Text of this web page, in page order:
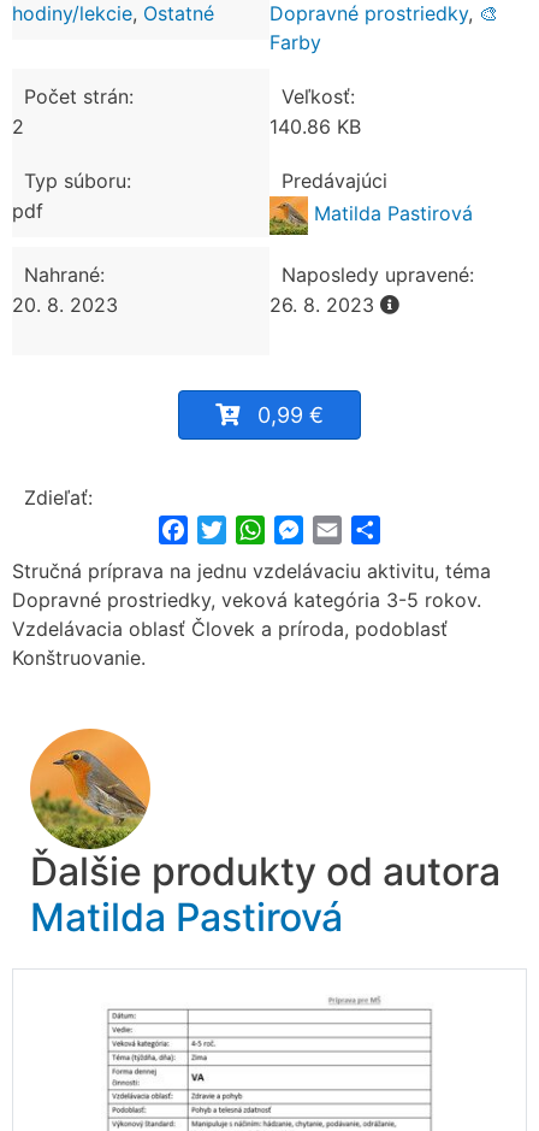
hodiny/lekcie, Ostatné
Dopravné prostriedky, 🎨
Farby
Počet strán:
2
Veľkosť:
140.86 KB
Typ súboru:
pdf
Predávajúci
Matilda Pastirová
Nahrané:
20. 8. 2023
Naposledy upravené:
26. 8. 2023
0,99 €
Zdieľať:
FacebookTwitterWhatsApp
Messenger
Email
Stručná príprava na jednu vzdelávaciu aktivitu, téma
Dopravné prostriedky, veková kategória 3-5 rokov.
Vzdelávacia oblasť Človek a príroda, podoblasť
Konštruovanie.
Ďalšie produkty od autora
Matilda Pastirová